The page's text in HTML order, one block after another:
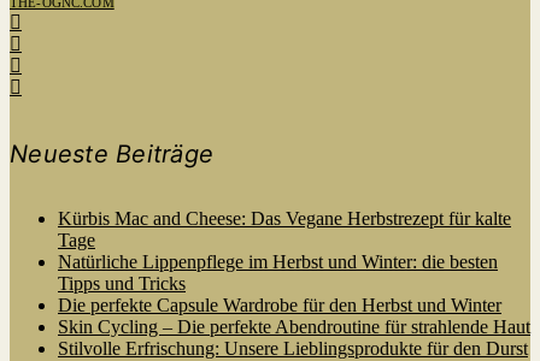
THE-OGNC.COM
Neueste Beiträge
Kürbis Mac and Cheese: Das Vegane Herbstrezept für kalte
Tage
Natürliche Lippenpflege im Herbst und Winter: die besten
Tipps und Tricks
Die perfekte Capsule Wardrobe für den Herbst und Winter
Skin Cycling – Die perfekte Abendroutine für strahlende Haut
Stilvolle Erfrischung: Unsere Lieblingsprodukte für den Durst